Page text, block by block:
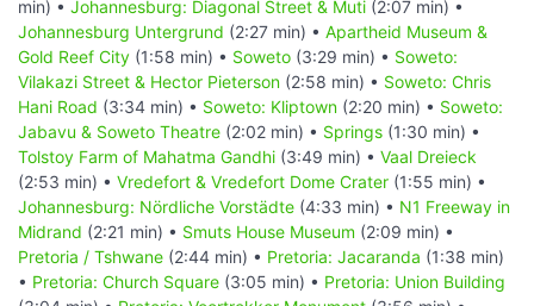
min) • Johannesburg: Diagonal Street & Muti (2:07 min) •
Johannesburg Untergrund (2:27 min) • Apartheid Museum &
Gold Reef City (1:58 min) • Soweto (3:29 min) • Soweto:
Vilakazi Street & Hector Pieterson (2:58 min) • Soweto: Chris
Hani Road (3:34 min) • Soweto: Kliptown (2:20 min) • Soweto:
Jabavu & Soweto Theatre (2:02 min) • Springs (1:30 min) •
Tolstoy Farm of Mahatma Gandhi (3:49 min) • Vaal Dreieck
(2:53 min) • Vredefort & Vredefort Dome Crater (1:55 min) •
Johannesburg: Nördliche Vorstädte (4:33 min) • N1 Freeway in
Midrand (2:21 min) • Smuts House Museum (2:09 min) •
Pretoria / Tshwane (2:44 min) • Pretoria: Jacaranda (1:38 min)
• Pretoria: Church Square (3:05 min) • Pretoria: Union Building